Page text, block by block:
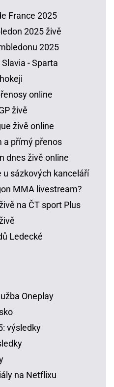
France 2025
2025 živě
2025
- Sparta
online
živě
živě online
a přímý přenos
dnes živě online
sázkových kanceláří
MMA livestream?
na ČT sport Plus
Ledecké
Oneplay
výsledky
na Netflixu